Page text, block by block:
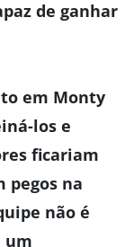
de ganhar
em Monty
los e
ficariam
pegos na
não é
um